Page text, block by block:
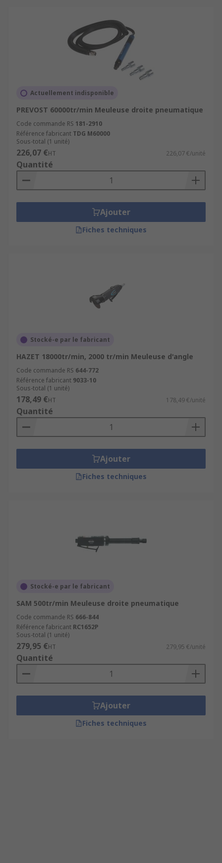
Actuellement indisponible
PREVOST 60000tr/min Meuleuse droite pneumatique
Code commande RS 181-2910
Référence fabricant TDG M60000
Sous-total (1 unité)
226,07 €HT 226,07 €/unité
Quantité
Ajouter
Fiches techniques
Stocké-e par le fabricant
HAZET 18000tr/min, 2000 tr/min Meuleuse d'angle
Code commande RS 644-772
Référence fabricant 9033-10
Sous-total (1 unité)
178,49 €HT 178,49 €/unité
Quantité
Ajouter
Fiches techniques
Stocké-e par le fabricant
SAM 500tr/min Meuleuse droite pneumatique
Code commande RS 666-844
Référence fabricant RC1652P
Sous-total (1 unité)
279,95 €HT 279,95 €/unité
Quantité
Ajouter
Fiches techniques